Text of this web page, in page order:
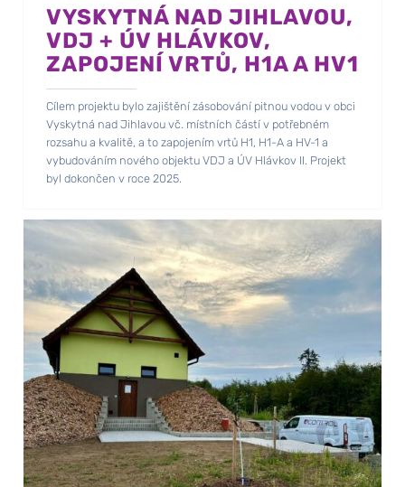
VYSKYTNÁ NAD JIHLAVOU,
VDJ + ÚV HLÁVKOV,
ZAPOJENÍ VRTŮ, H1A A HV1
Cílem projektu bylo zajištění zásobování pitnou vodou v obci
Vyskytná nad Jihlavou vč. místních částí v potřebném
rozsahu a kvalitě, a to zapojením vrtů H1, H1-A a HV-1 a
vybudováním nového objektu VDJ a ÚV Hlávkov II. Projekt
byl dokončen v roce 2025.